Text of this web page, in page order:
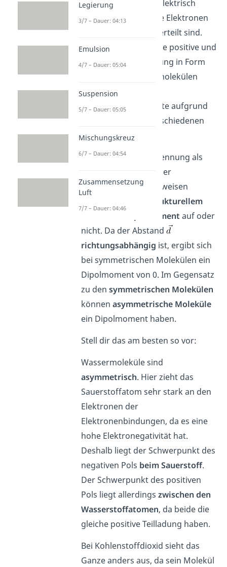
das nach außen hin elektrisch
neutral ist, in dem die Elektronen
jedoch nicht gleich verteilt sind.
Dadurch entsteht eine positive und
eine negative Teilladung in Form
von Polen. Bei Dipolmolekülen
befinden sich die
Ladungsschwerpunkte aufgrund
ihrer Struktur an verschiedenen
Stellen.
Durch die Ladungstrennung als
Folge unterschiedlicher
Elektronegativitäten weisen
strukturellem
Dipolmoment auf oder
nicht. Da der Abstand
richtungsabhängig ist, ergibt sich
bei symmetrischen Molekülen ein
Dipolmoment von 0. Im Gegensatz
zu den symmetrischen Molekülen
können asymmetrische Moleküle
ein Dipolmoment haben.
Stell dir das am besten so vor:
Wassermoleküle sind
asymmetrisch. Hier zieht das
Sauerstoffatom sehr stark an den
Elektronen der
Elektronenbindungen, da es eine
hohe Elektronegativität hat.
Deshalb liegt der Schwerpunkt des
negativen Pols beim Sauerstoff.
Der Schwerpunkt des positiven
Pols liegt allerdings zwischen den
Wasserstoffatomen, da beide die
gleiche positive Teilladung haben.
Bei Kohlenstoffdioxid sieht das
Ganze anders aus, da sein Molekül
Legierung
3/7 – Dauer: 04:13
Emulsion
4/7 – Dauer: 05:04
Suspension
5/7 – Dauer: 05:05
Mischungskreuz
6/7 – Dauer: 04:54
Zusammensetzung
Luft
7/7 – Dauer: 04:46